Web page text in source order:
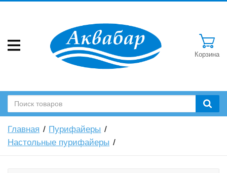
Корзина
Главная
Пурифайеры
Настольные пурифайеры